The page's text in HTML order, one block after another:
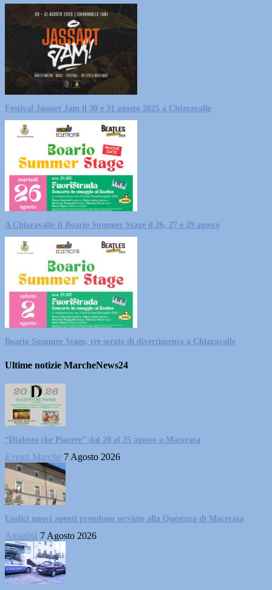
Festival Jassart Jam il 30 e 31 agosto 2025 a Chiaravalle
A Chiaravalle il Boario Summer Stage il 26, 27 e 29 agosto
Boario Summer Stage, tre serate di divertimento a Chiaravalle
Ultime notizie MarcheNews24
“Dialetto che Piacere” dal 20 al 25 agosto a Macerata
Eventi Marche 7 Agosto 2026
Undici nuovi agenti prendono servizio alla Questura di Macerata
Attualità 7 Agosto 2026